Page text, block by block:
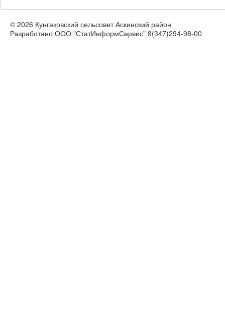
© 2026 Кунгаковский сельсовет Аскинский район
Разработано ООО "СтатИнформСервис" 8(347)294-98-00